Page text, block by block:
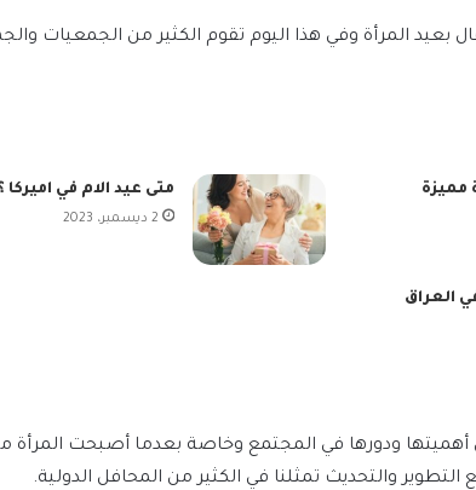
بعيد المرأة وفي هذا اليوم تقوم الكثير من الجمعيات
مميزة متى عيد الام في اميركا
2 ديسمبر، 2023
العراق
ودورها في المجتمع وخاصة بعدما أصبحت المرأة
والتحديث تمثلنا في الكثير من المحافل الدولية.